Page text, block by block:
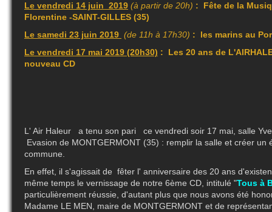
Le vendredi 14 juin 2019 (à partir de 20h) : Fête de la
Florentine -SAINT-GILLES (35)
Le samedi 23 juin 2019 (de 11h à 17h30) : les marins au
Le vendredi 17 mai 2019 (20h30) : Les 20 ans de
nouveau CD
L' Air Haleur a tenu son pari ce vendredi soir 17 mai, salle
Evasion de MONTGERMONT (35) : remplir la salle et créer un
commune.
En effet, il s'agissait de fêter l' anniversaire des 20 ans
même temps le vernissage de notre 6ème CD, intitulé "Tous à
particulièrement réussie, d'autant plus que nous avons été
Madame LE MEN, maire de MONTGERMONT et de